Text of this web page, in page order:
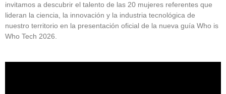
invitamos a descubrir el talento de las 20 mujeres referentes que
lideran la ciencia, la innovación y la industria tecnológica de
nuestro territorio en la presentación oficial de la nueva guía Who is
Who Tech 2026.